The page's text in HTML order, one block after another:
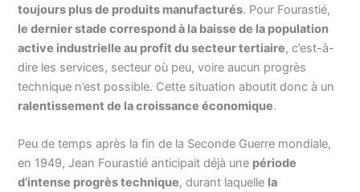
toujours plus de produits manufacturés. Pour Fourastié,
le dernier stade correspond à la baisse de la population
active industrielle au profit du secteur tertiaire, c’est-à-
dire les services, secteur où peu, voire aucun progrès
technique n’est possible. Cette situation aboutit donc à un
ralentissement de la croissance économique.
Peu de temps après la fin de la Seconde Guerre mondiale,
en 1949, Jean Fourastié anticipait déjà une période
d’intense progrès technique, durant laquelle la